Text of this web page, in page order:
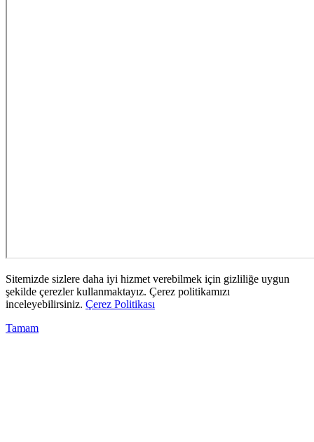
Sitemizde sizlere daha iyi hizmet verebilmek için gizliliğe uygun
şekilde çerezler kullanmaktayız. Çerez politikamızı
inceleyebilirsiniz. Çerez Politikası
Tamam